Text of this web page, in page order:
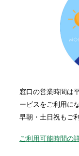
窓口の営業時間は
ービスをご利用に
早朝・土日祝もご
ご利用可能時間の